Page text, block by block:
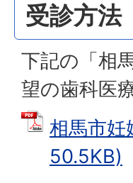
受診方法
下記の「相
望の歯科医
相馬市妊
50.5KB)